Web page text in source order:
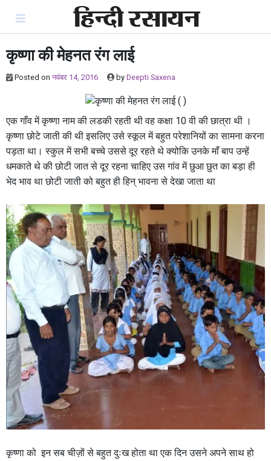
content
कृष्णा की मेहनत रंग लाई
Posted on नवंबर 14, 2016 by Deepti Saxena
एक गाँव में कृष्णा नाम की लडकी रहती थी वह कक्षा 10 वी की छात्रा थी ।
कृष्णा छोटे जाती की थी इसलिए उसे स्कूल में बहुत परेशानियों का सामना करना
पड़ता था। स्कुल में सभी बच्चे उससे दूर रहते थे क्योकि उनके माँ बाप उन्हें
धमकाते थे की छोटी जात से दूर रहना चाहिए उस गांव में छुआ छुत का बड़ा ही
भेद भाव था छोटी जाती को बहुत ही हिन् भावना से देखा जाता था
कृष्णा को इन सब चीज़ों से बहुत दुःख होता था एक दिन उसने अपने साथ हो